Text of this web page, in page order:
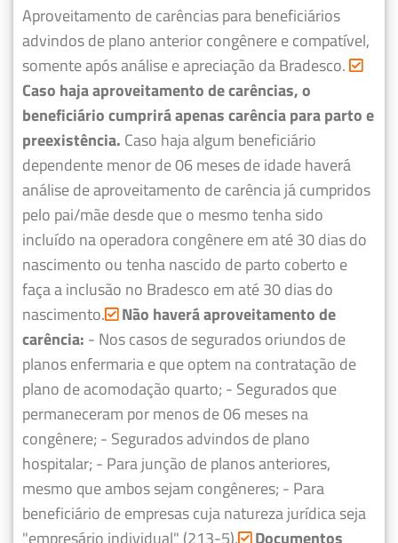
Aproveitamento de carências para beneficiários
advindos de plano anterior congênere e compatível,
somente após análise e apreciação da Bradesco.
Caso haja aproveitamento de carências, o
beneficiário cumprirá apenas carência para parto e
preexistência. Caso haja algum beneficiário
dependente menor de 06 meses de idade haverá
análise de aproveitamento de carência já cumpridos
pelo pai/mãe desde que o mesmo tenha sido
incluído na operadora congênere em até 30 dias do
nascimento ou tenha nascido de parto coberto e
faça a inclusão no Bradesco em até 30 dias do
nascimento. Não haverá aproveitamento de
carência: - Nos casos de segurados oriundos de
planos enfermaria e que optem na contratação de
plano de acomodação quarto; - Segurados que
permaneceram por menos de 06 meses na
congênere; - Segurados advindos de plano
hospitalar; - Para junção de planos anteriores,
mesmo que ambos sejam congêneres; - Para
beneficiário de empresas cuja natureza jurídica seja
"empresário individual" (213-5). Documentos